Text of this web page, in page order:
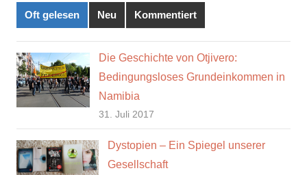
Oft gelesen Neu Kommentiert
Die Geschichte von Otjivero:
Bedingungsloses Grundeinkommen in
Namibia
31. Juli 2017
Dystopien – Ein Spiegel unserer
Gesellschaft